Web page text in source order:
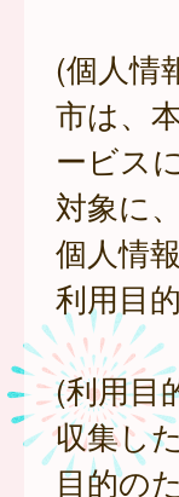
(個人情
市は、
ービス
対象に
個人情
利用目
(利用目
収集し
目的の